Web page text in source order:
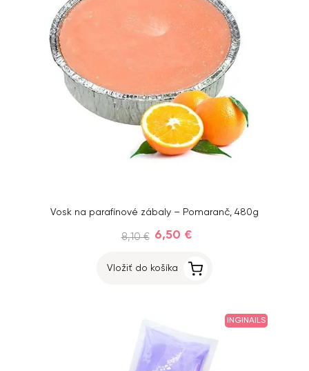
Vosk na parafínové zábaly – Pomaranč, 480g
8,10 € 6,50 €
Vložiť do košíka
INGINAILS